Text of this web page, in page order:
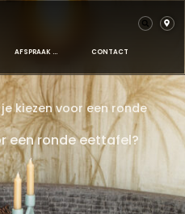
je kiezen voor een ronde
een ronde eettafel?